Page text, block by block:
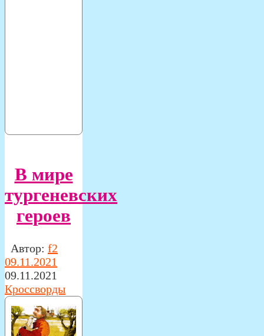
В мире
тургеневских
героев
Автор: f2
09.11.2021
09.11.2021
Кроссворды